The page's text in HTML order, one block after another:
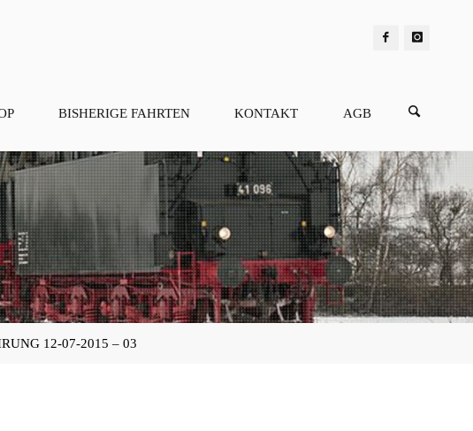
BISHERIGE FAHRTEN KONTAKT AGB
12-07-2015 – 03